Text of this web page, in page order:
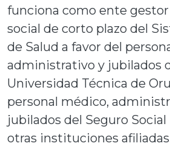
funciona como ente
social de corto plazo del
de Salud a favor del
administrativo y jubilados
Universidad Técnica de
personal médico,
jubilados del Seguro
otras instituciones